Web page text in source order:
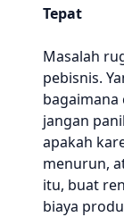
Tepat
Masalah
pebisnis.
bagaimana
jangan
apakah
menurun,
itu, buat
biaya